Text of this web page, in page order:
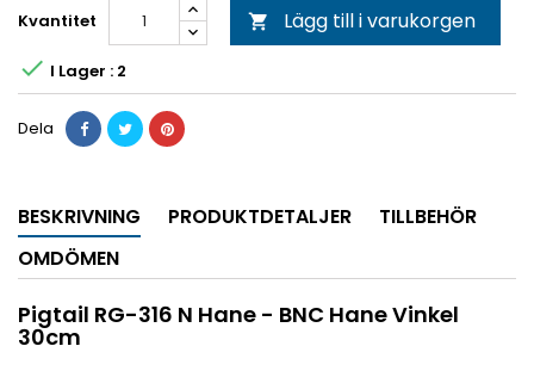
Kvantitet  Lägg till i varukorgen
 I Lager : 2
Dela
BESKRIVNING PRODUKTDETALJER
TILLBEHÖR
OMDÖMEN
Pigtail RG-316 N Hane - BNC Hane Vinkel
30cm